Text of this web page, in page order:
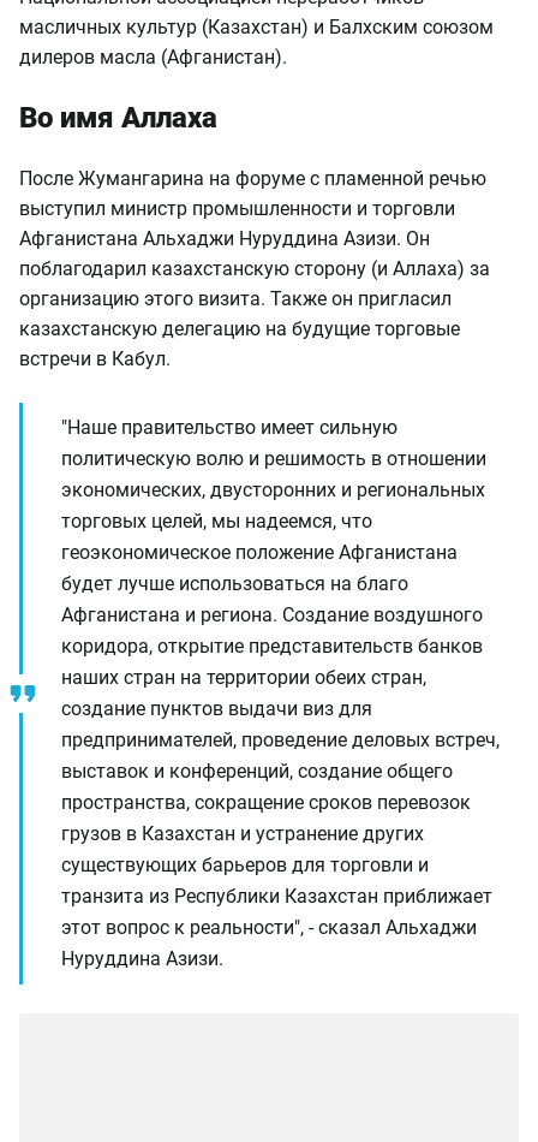
масличных культур (Казахстан) и Балхским союзом
дилеров масла (Афганистан).
Во имя Аллаха
После Жумангарина на форуме с пламенной речью
выступил министр промышленности и торговли
Афганистана Альхаджи Нуруддина Азизи. Он
поблагодарил казахстанскую сторону (и Аллаха) за
организацию этого визита. Также он пригласил
казахстанскую делегацию на будущие торговые
встречи в Кабул.
"Наше правительство имеет сильную
политическую волю и решимость в отношении
экономических, двусторонних и региональных
торговых целей, мы надеемся, что
геоэкономическое положение Афганистана
будет лучше использоваться на благо
Афганистана и региона. Создание воздушного
коридора, открытие представительств банков
наших стран на территории обеих стран,
создание пунктов выдачи виз для
предпринимателей, проведение деловых встреч,
выставок и конференций, создание общего
пространства, сокращение сроков перевозок
грузов в Казахстан и устранение других
существующих барьеров для торговли и
транзита из Республики Казахстан приближает
этот вопрос к реальности", - сказал Альхаджи
Нуруддина Азизи.